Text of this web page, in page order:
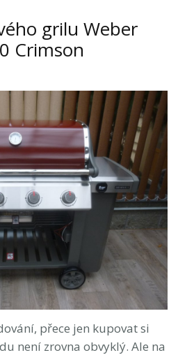
grilu Weber
Crimson
přece jen kupovat si
není zrovna obvyklý. Ale na